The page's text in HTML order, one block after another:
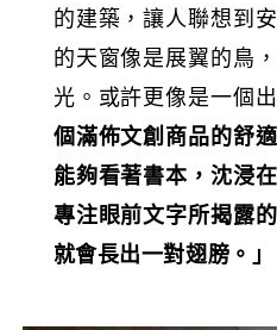
的建築，讓人聯想到
的天窗像是展翼的鳥
光。或許更像是一個出
個滿佈文創商品的舒
能夠看著書本，沈浸
專注眼前文字所揭露
就會長出一對翅膀。」